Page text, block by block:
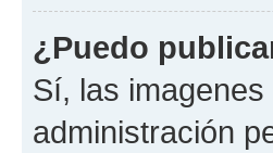
¿Puedo
Sí, las
administración